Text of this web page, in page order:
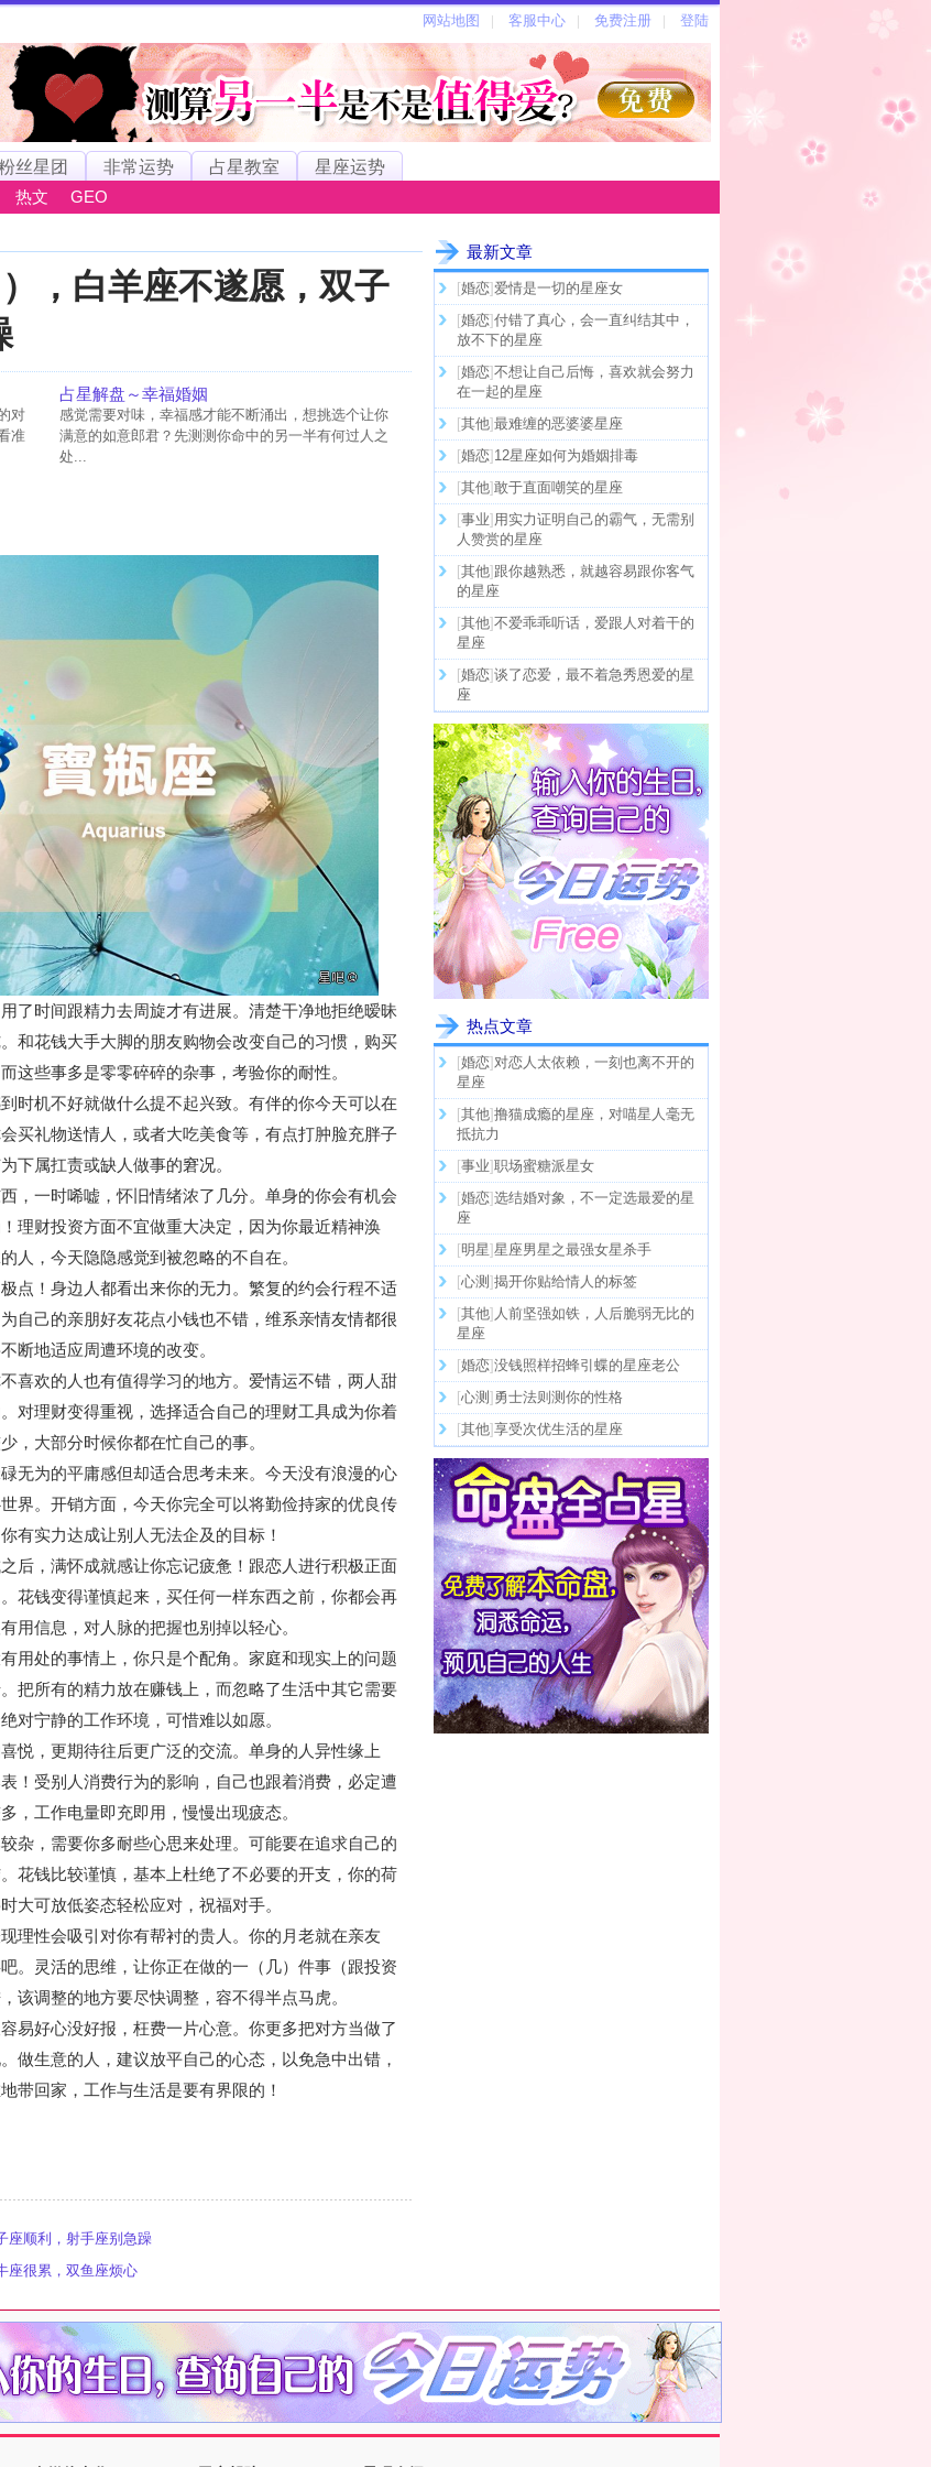
丝星团 非常运势 占星教室
星座运势
热文 GEO
，白羊座不遂愿，双子
对
准
占星解盘～幸福婚姻
感觉需要对味，幸福感才能不断涌出，想挑选个让你
满意的如意郎君？先测测你命中的另一半有何过人之
处...
了时间跟精力去周旋才有进展。清楚干净地拒绝暧昧
和花钱大手大脚的朋友购物会改变自己的习惯，购买
这些事多是零零碎碎的杂事，考验你的耐性。
时机不好就做什么提不起兴致。有伴的你今天可以在
买礼物送情人，或者大吃美食等，有点打肿脸充胖子
下属扛责或缺人做事的窘况。
，一时唏嘘，怀旧情绪浓了几分。单身的你会有机会
理财投资方面不宜做重大决定，因为你最近精神涣
人，今天隐隐感觉到被忽略的不自在。
点！身边人都看出来你的无力。繁复的约会行程不适
自己的亲朋好友花点小钱也不错，维系亲情友情都很
断地适应周遭环境的改变。
喜欢的人也有值得学习的地方。爱情运不错，两人甜
对理财变得重视，选择适合自己的理财工具成为你着
，大部分时候你都在忙自己的事。
无为的平庸感但却适合思考未来。今天没有浪漫的心
界。开销方面，今天你完全可以将勤俭持家的优良传
有实力达成让别人无法企及的目标！
后，满怀成就感让你忘记疲惫！跟恋人进行积极正面
花钱变得谨慎起来，买任何一样东西之前，你都会再
用信息，对人脉的把握也别掉以轻心。
用处的事情上，你只是个配角。家庭和现实上的问题
把所有的精力放在赚钱上，而忽略了生活中其它需要
对宁静的工作环境，可惜难以如愿。
悦，更期待往后更广泛的交流。单身的人异性缘上
！受别人消费行为的影响，自己也跟着消费，必定遭
，工作电量即充即用，慢慢出现疲态。
杂，需要你多耐些心思来处理。可能要在追求自己的
花钱比较谨慎，基本上杜绝了不必要的开支，你的荷
大可放低姿态轻松应对，祝福对手。
理性会吸引对你有帮衬的贵人。你的月老就在亲友
。灵活的思维，让你正在做的一（几）件事（跟投资
该调整的地方要尽快调整，容不得半点马虎。
易好心没好报，枉费一片心意。你更多把对方当做了
做生意的人，建议放平自己的心态，以免急中出错，
带回家，工作与生活是要有界限的！
座顺利，射手座别急躁
座很累，双鱼座烦心
最新文章
[婚恋]爱情是一切的星座女
[婚恋]付错了真心，会一直纠结其中，
放不下的星座
[婚恋]不想让自己后悔，喜欢就会努力
在一起的星座
[其他]最难缠的恶婆婆星座
[婚恋] 12星座如何为婚姻排毒
[其他]敢于直面嘲笑的星座
[事业] 用实力证明自己的霸气，无需别
人赞赏的星座
[其他] 跟你越熟悉，就越容易跟你客气
的星座
[其他]不爱乖乖听话，爱跟人对着干的
星座
[婚恋]谈了恋爱，最不着急秀恩爱的星
座
热点文章
[婚恋]对恋人太依赖，一刻也离不开的
星座
[其他]撸猫成瘾的星座，对喵星人毫无
抵抗力
[事业]职场蜜糖派星女
[婚恋]选结婚对象，不一定选最爱的星
座
[明星]星座男星之最强女星杀手
[心测 ]揭开你贴给情人的标签
[其他] 人前坚强如铁，人后脆弱无比的
星座
[婚恋]没钱照样招蜂引蝶的星座老公
[心测 ] 勇士法则测你的性格
[其他]享受次优生活的星座